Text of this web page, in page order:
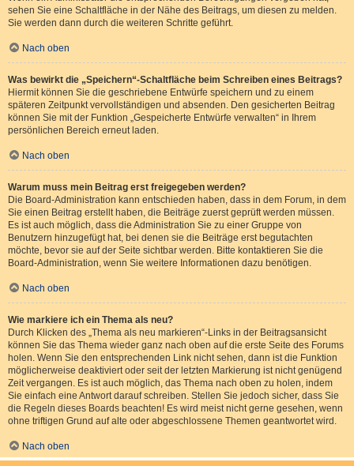
sehen Sie eine Schaltfläche in der Nähe des Beitrags, um diesen zu melden.
Sie werden dann durch die weiteren Schritte geführt.
Nach oben
Was bewirkt die „Speichern“-Schaltfläche beim Schreiben eines Beitrags?
Hiermit können Sie die geschriebene Entwürfe speichern und zu einem
späteren Zeitpunkt vervollständigen und absenden. Den gesicherten Beitrag
können Sie mit der Funktion „Gespeicherte Entwürfe verwalten“ in Ihrem
persönlichen Bereich erneut laden.
Nach oben
Warum muss mein Beitrag erst freigegeben werden?
Die Board-Administration kann entschieden haben, dass in dem Forum, in dem
Sie einen Beitrag erstellt haben, die Beiträge zuerst geprüft werden müssen.
Es ist auch möglich, dass die Administration Sie zu einer Gruppe von
Benutzern hinzugefügt hat, bei denen sie die Beiträge erst begutachten
möchte, bevor sie auf der Seite sichtbar werden. Bitte kontaktieren Sie die
Board-Administration, wenn Sie weitere Informationen dazu benötigen.
Nach oben
Wie markiere ich ein Thema als neu?
Durch Klicken des „Thema als neu markieren“-Links in der Beitragsansicht
können Sie das Thema wieder ganz nach oben auf die erste Seite des Forums
holen. Wenn Sie den entsprechenden Link nicht sehen, dann ist die Funktion
möglicherweise deaktiviert oder seit der letzten Markierung ist nicht genügend
Zeit vergangen. Es ist auch möglich, das Thema nach oben zu holen, indem
Sie einfach eine Antwort darauf schreiben. Stellen Sie jedoch sicher, dass Sie
die Regeln dieses Boards beachten! Es wird meist nicht gerne gesehen, wenn
ohne triftigen Grund auf alte oder abgeschlossene Themen geantwortet wird.
Nach oben